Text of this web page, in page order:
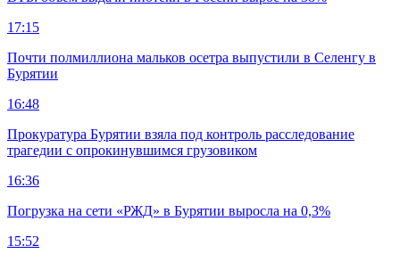
17:15
Почти полмиллиона мальков осетра выпустили в Селенгу в
Бурятии
16:48
Прокуратура Бурятии взяла под контроль расследование
трагедии с опрокинувшимся грузовиком
16:36
Погрузка на сети «РЖД» в Бурятии выросла на 0,3%
15:52